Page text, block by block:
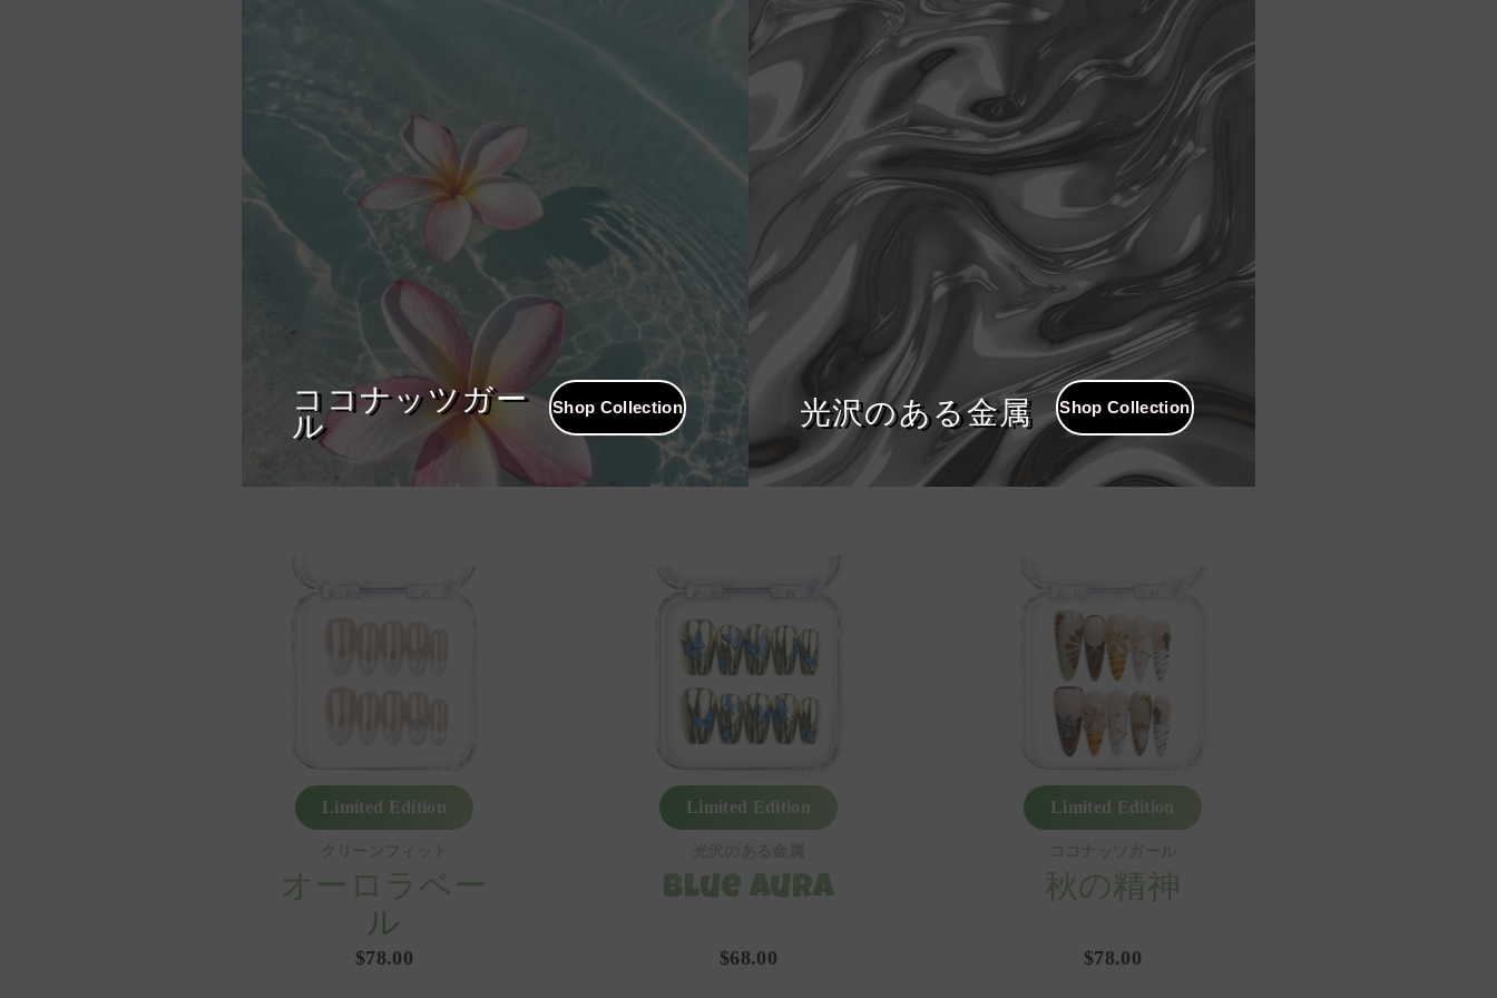
ココナッツガー
ル
Shop Collection 光沢のある金属 Shop Collection
Limited Edition
オーロラベー
ル
$78.00
Limited Edition
Blue Aura
$68.00
Limited Edition
秋の精神
$78.00